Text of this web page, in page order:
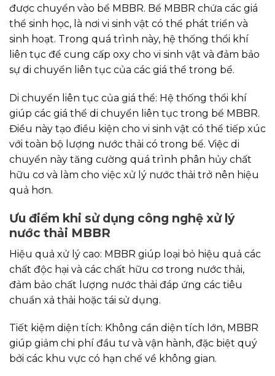
được chuyển vào bể MBBR. Bể MBBR chứa các giá
thể sinh học, là nơi vi sinh vật có thể phát triển và
sinh hoạt. Trong quá trình này, hệ thống thổi khí
liên tục để cung cấp oxy cho vi sinh vật và đảm bảo
sự di chuyển liên tục của các giá thể trong bể.
Di chuyển liên tục của giá thể: Hệ thống thổi khí
giúp các giá thể di chuyển liên tục trong bể MBBR.
Điều này tạo điều kiện cho vi sinh vật có thể tiếp xúc
với toàn bộ lượng nước thải có trong bể. Việc di
chuyển này tăng cường quá trình phân hủy chất
hữu cơ và làm cho việc xử lý nước thải trở nên hiệu
quả hơn.
Ưu điểm khi sử dụng công nghệ xử lý
nước thải MBBR
Hiệu quả xử lý cao: MBBR giúp loại bỏ hiệu quả các
chất độc hại và các chất hữu cơ trong nước thải,
đảm bảo chất lượng nước thải đáp ứng các tiêu
chuẩn xả thải hoặc tái sử dụng.
Tiết kiệm diện tích: Không cần diện tích lớn, MBBR
giúp giảm chi phí đầu tư và vận hành, đặc biệt quý
bởi các khu vực có hạn chế về không gian.